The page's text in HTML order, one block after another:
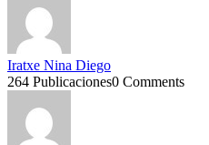
Iratxe Nina Diego
264 Publicaciones0 Comments